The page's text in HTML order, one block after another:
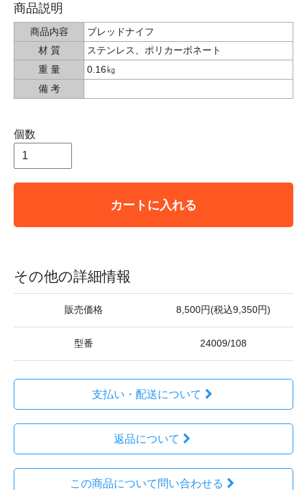
商品説明
商品内容
ブレッドナイフ
材 質
ステンレス、ポリカーボネート
重 量
0.16㎏
備 考
個数
カートに入れる
その他の詳細情報
販売価格 8,500円(税込9,350円)
型番 24009/108
支払い・配送について
返品について
この商品について問い合わせる